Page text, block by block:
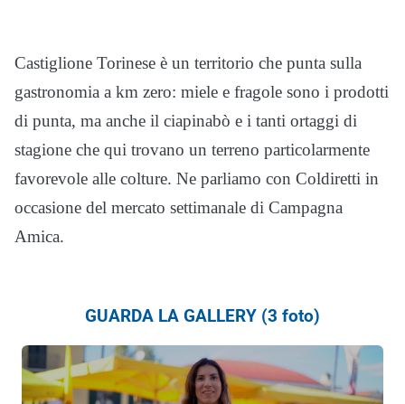
Castiglione Torinese è un territorio che punta sulla
gastronomia a km zero: miele e fragole sono i prodotti
di punta, ma anche il ciapinabò e i tanti ortaggi di
stagione che qui trovano un terreno particolarmente
favorevole alle colture. Ne parliamo con Coldiretti in
occasione del mercato settimanale di Campagna
Amica.
GUARDA LA GALLERY (3 foto)